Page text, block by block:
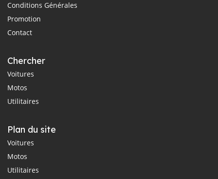
Conditions Générales
Promotion
Contact
Chercher
Voitures
Motos
Utilitaires
Plan du site
Voitures
Motos
Utilitaires